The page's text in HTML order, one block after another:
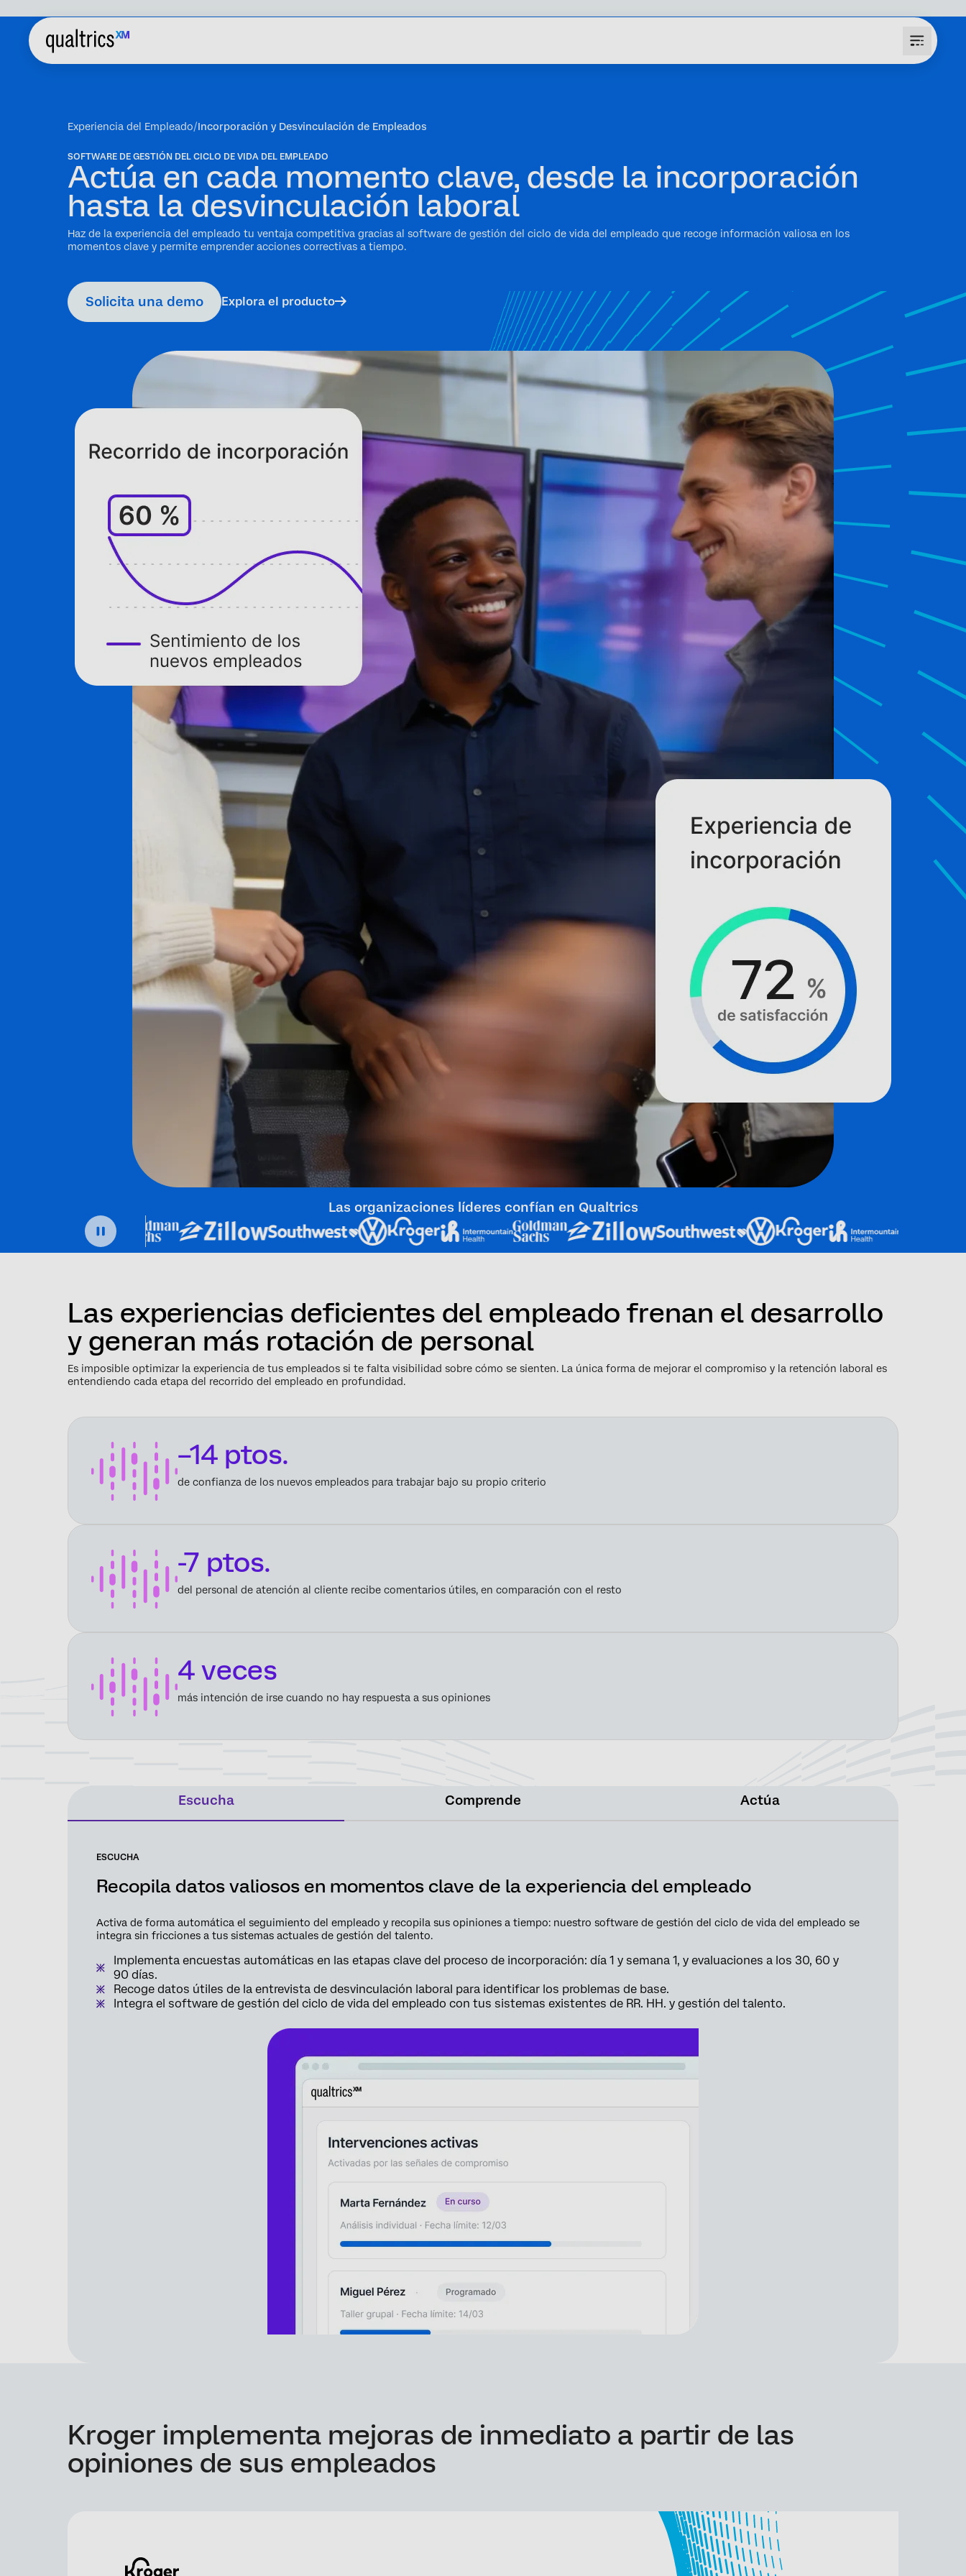
Experiencia del Empleado Incorporación y Desvinculación de Empleados
SOFTWARE DE GESTIÓN DEL CICLO DE VIDA DEL EMPLEADO
Actúa en cada momento clave, desde la incorporación
hasta la desvinculación laboral
Haz de la experiencia del empleado tu ventaja competitiva gracias al software de gestión del ciclo de vida del empleado que recoge información valiosa en los
momentos clave y permite emprender acciones correctivas a tiempo.
Solicita una demo Explora el producto
Las organizaciones líderes confían en Qualtrics
Las experiencias deficientes del empleado frenan el desarrollo
y generan más rotación de personal
Es imposible optimizar la experiencia de tus empleados si te falta visibilidad sobre cómo se sienten. La única forma de mejorar el compromiso y la retención laboral es
entendiendo cada etapa del recorrido del empleado en profundidad.
–14 ptos.
de confianza de los nuevos empleados para trabajar bajo su propio criterio
-7 ptos.
del personal de atención al cliente recibe comentarios útiles, en comparación con el resto
4 veces
más intención de irse cuando no hay respuesta a sus opiniones
Escucha Comprende Actúa
ESCUCHA
Recopila datos valiosos en momentos clave de la experiencia del empleado
Activa de forma automática el seguimiento del empleado y recopila sus opiniones a tiempo: nuestro software de gestión del ciclo de vida del empleado se
integra sin fricciones a tus sistemas actuales de gestión del talento.
Implementa encuestas automáticas en las etapas clave del proceso de incorporación: día 1 y semana 1, y evaluaciones a los 30, 60 y
90 días.
Recoge datos útiles de la entrevista de desvinculación laboral para identificar los problemas de base.
Integra el software de gestión del ciclo de vida del empleado con tus sistemas existentes de RR. HH. y gestión del talento.
Kroger implementa mejoras de inmediato a partir de las
opiniones de sus empleados